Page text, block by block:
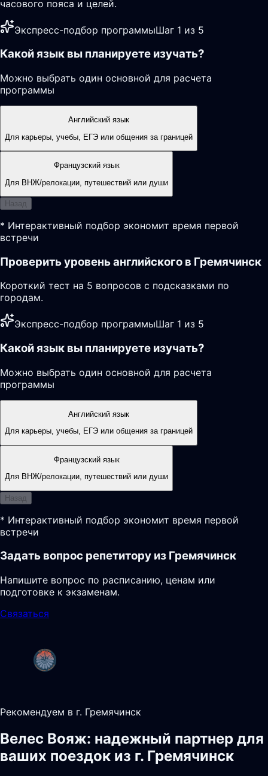
часового пояса и целей.
Экспресс-подбор программыШаг 1 из 5
Какой язык вы планируете изучать?
Можно выбрать один основной для расчета
программы
Английский язык
Для карьеры, учебы, ЕГЭ или общения за границей
Французский язык
Для ВНЖ/релокации, путешествий или души
Назад
* Интерактивный подбор экономит время первой
встречи
Проверить уровень английского в Гремячинск
Короткий тест на 5 вопросов с подсказками по
городам.
Экспресс-подбор программыШаг 1 из 5
Какой язык вы планируете изучать?
Можно выбрать один основной для расчета
программы
Английский язык
Для карьеры, учебы, ЕГЭ или общения за границей
Французский язык
Для ВНЖ/релокации, путешествий или души
Назад
* Интерактивный подбор экономит время первой
встречи
Задать вопрос репетитору из Гремячинск
Напишите вопрос по расписанию, ценам или
подготовке к экзаменам.
Связаться
Рекомендуем в г. Гремячинск
Велес Вояж: надежный партнер для
ваших поездок из г. Гремячинск